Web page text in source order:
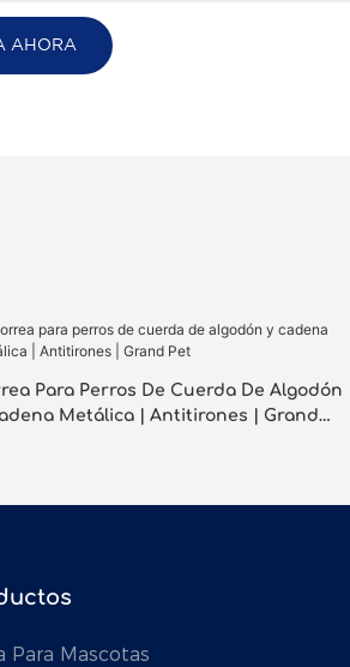
AHORA
Para Perros De Cuerda De Algodón
Metálica | Antitirones | Grand
Para Mascotas